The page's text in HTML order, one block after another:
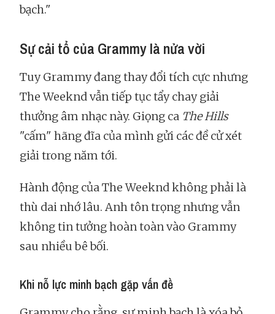
bạch."
Sự cải tổ của Grammy là nửa vời
Tuy Grammy đang thay đổi tích cực nhưng
The Weeknd vẫn tiếp tục tẩy chay giải
thưởng âm nhạc này. Giọng ca The Hills
"cấm" hãng đĩa của mình gửi các đề cử xét
giải trong năm tới.
Hành động của The Weeknd không phải là
thù dai nhớ lâu. Anh tôn trọng nhưng vẫn
không tin tưởng hoàn toàn vào Grammy
sau nhiều bê bối.
Khi nỗ lực minh bạch gặp vấn đề